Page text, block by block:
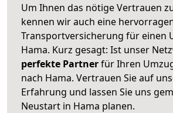
Um Ihnen das nötige Vertrauen
kennen wir auch eine
Transportversicherung für einen
Hama. Kurz gesagt: Ist unser
perfekte Partnerfür Ihren
nach Hama. Vertrauen Sie auf
Erfahrung und lassen Sie uns
Neustart in Hama planen.